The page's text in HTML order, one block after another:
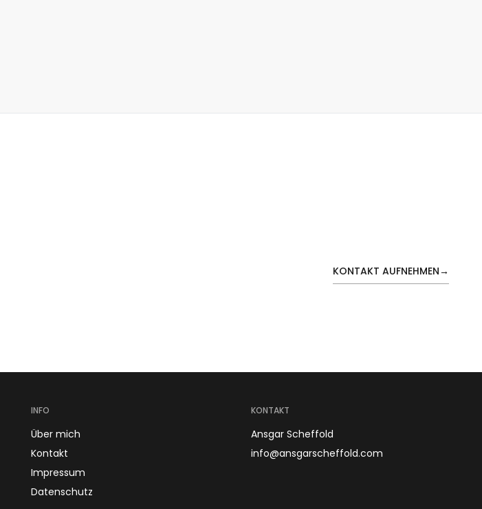
KONTAKT AUFNEHMEN→
INFO
Über mich
Kontakt
Impressum
Datenschutz
KONTAKT
Ansgar Scheffold
info@ansgarscheffold.com